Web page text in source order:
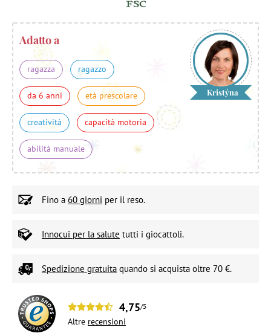
Adatto a
ragazza ragazzo
da 6 anni età prescolare
creatività capacità motoria
abilità manuale
Kristýna
Fino a 60 giorni per il reso.
Innocui per la salute tutti i giocattoli.
Spedizione gratuita quando si acquista oltre 70 €.
4,75/5
Altre recensioni